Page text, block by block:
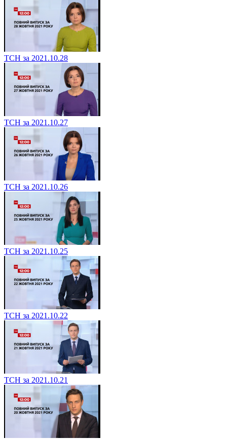
ТСН за 2021.10.28
ТСН за 2021.10.27
ТСН за 2021.10.26
ТСН за 2021.10.25
ТСН за 2021.10.22
ТСН за 2021.10.21